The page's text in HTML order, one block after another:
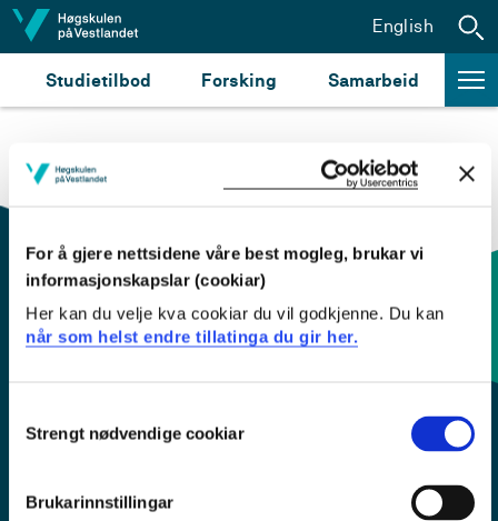
For å gjere nettsidene våre best mogleg, brukar vi
informasjonskapslar (cookiar)
Her kan du velje kva cookiar du vil godkjenne. Du kan
når som helst endre tillatinga du gir her.
Selection
Strengt nødvendige cookiar
Brukarinnstillingar
Hopp til innhald
Studietilbod Forsking Samarbeid
English
Kontaktinfo og opningstider